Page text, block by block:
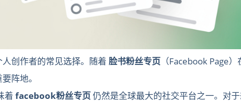
创作者的常见选择。随着 脸书粉丝专页 （Facebook Page
阵地。
着 facebook粉丝专页仍然是全球最大的社交平台之一。对